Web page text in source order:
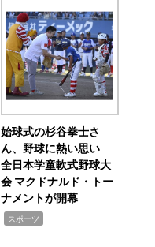
始球式の杉谷拳士さ
ん、野球に熱い思い
全日本学童軟式野球大
会 マクドナルド・トー
ナメントが開幕
スポーツ